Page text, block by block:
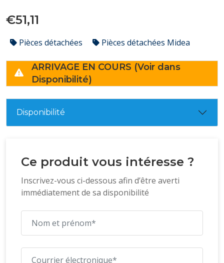
€51,11
Pièces détachées Pièces détachées Midea
ARRIVAGE EN COURS (Voir dans
Disponibilité)
Disponibilité
Ce produit vous intéresse ?
Inscrivez-vous ci-dessous afin d’être averti
immédiatement de sa disponibilité